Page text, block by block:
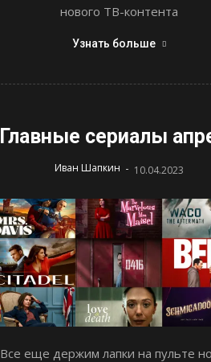
нового ТВ-контента
Узнать больше
Главные сериалы
Иван Шапкин - 10.04.2023
Все еще держим лапки на пульте